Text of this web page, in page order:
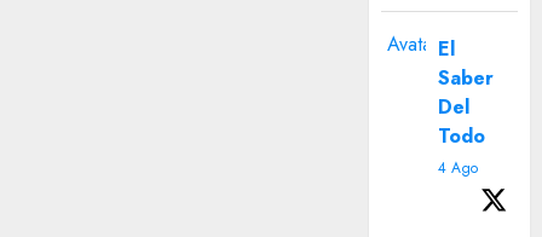
Avatar El
Saber
Del
Todo
4 Ago